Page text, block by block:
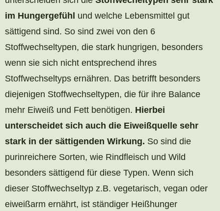
im Hungergefühl und welche Lebensmittel gut
sättigend sind. So sind zwei von den 6
Stoffwechseltypen, die stark hungrigen, besonders
wenn sie sich nicht entsprechend ihres
Stoffwechseltyps ernähren. Das betrifft besonders
diejenigen Stoffwechseltypen, die für ihre Balance
mehr Eiweiß und Fett benötigen. Hierbei
unterscheidet sich auch die Eiweißquelle sehr
stark in der sättigenden Wirkung. So sind die
purinreichere Sorten, wie Rindfleisch und Wild
besonders sättigend für diese Typen. Wenn sich
dieser Stoffwechseltyp z.B. vegetarisch, vegan oder
eiweißarm ernährt, ist ständiger Heißhunger